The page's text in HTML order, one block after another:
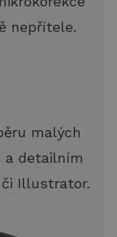
nepřítele.
malých
a detailním
či Illustrator.